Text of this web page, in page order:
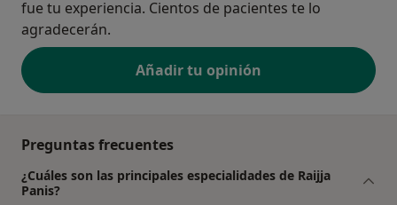
fue tu experiencia. Cientos de pacientes te lo
agradecerán.
Añadir tu opinión
Preguntas frecuentes
¿Cuáles son las principales especialidades de Raijja
Panis?